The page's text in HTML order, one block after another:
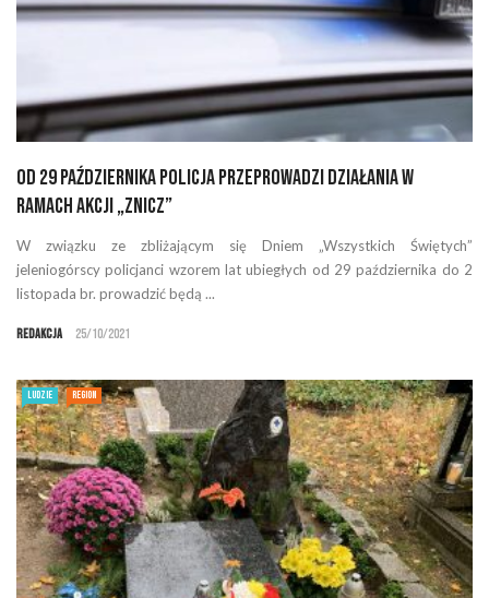
Od 29 października policja przeprowadzi działania w
ramach akcji „Znicz”
W związku ze zbliżającym się Dniem „Wszystkich Świętych”
jeleniogórscy policjanci wzorem lat ubiegłych od 29 października do 2
listopada br. prowadzić będą ...
Redakcja 25/10/2021
LUDZIE REGION